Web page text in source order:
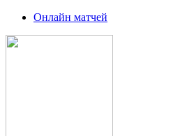
Онлайн матчей